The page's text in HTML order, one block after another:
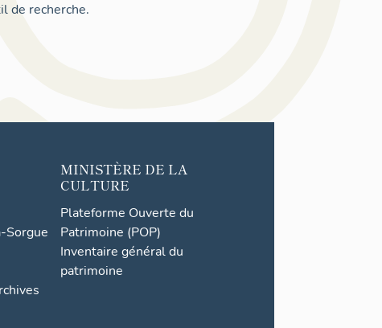
de recherche.
MINISTÈRE DE LA
CULTURE
Plateforme Ouverte du
Patrimoine (POP)
Inventaire général du
patrimoine